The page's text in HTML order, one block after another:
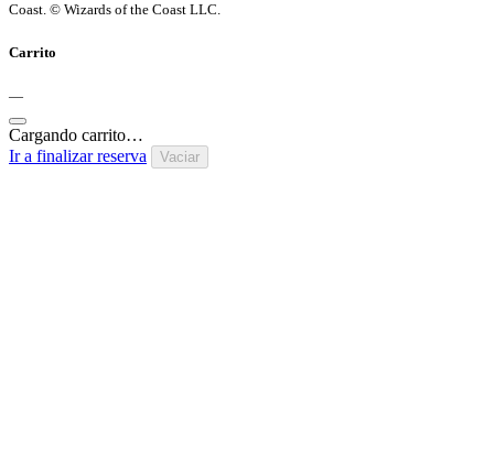
Coast. © Wizards of the Coast LLC.
Carrito
—
Cargando carrito…
Ir a finalizar reserva
Vaciar